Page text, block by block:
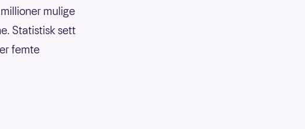
mulige
Statistisk sett
femte